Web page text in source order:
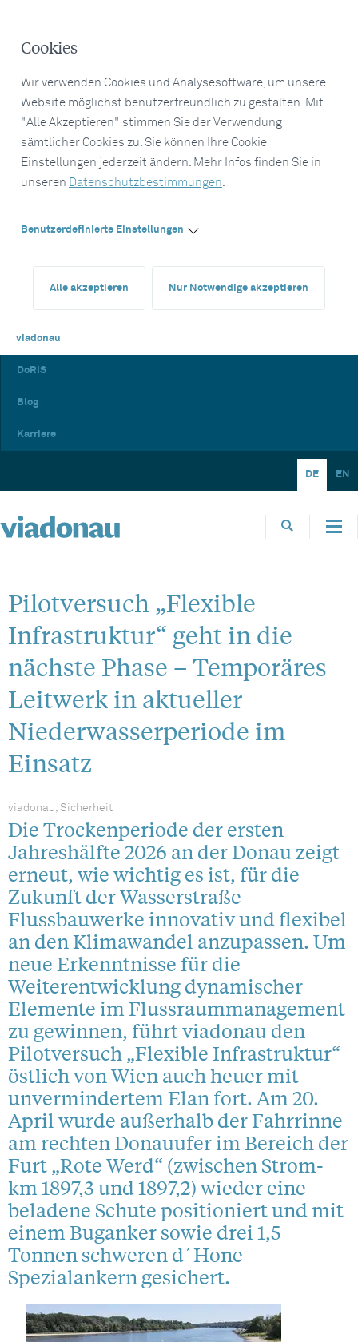
Cookies
Wir verwenden Cookies und Analysesoftware, um unsere
Website möglichst benutzerfreundlich zu gestalten. Mit
"Alle Akzeptieren" stimmen Sie der Verwendung
sämtlicher Cookies zu. Sie können Ihre Cookie
Einstellungen jederzeit ändern. Mehr Infos finden Sie in
unseren Datenschutzbestimmungen.
Benutzerdefinierte Einstellungen
Alle akzeptieren Nur Notwendige akzeptieren
viadonau
DoRIS
Blog
Karriere
DE EN
Pilotversuch „Flexible
Infrastruktur“ geht in die
nächste Phase – Temporäres
Leitwerk in aktueller
Niederwasserperiode im
Einsatz
viadonau, Sicherheit
Die Trockenperiode der ersten
Jahreshälfte 2026 an der Donau zeigt
erneut, wie wichtig es ist, für die
Zukunft der Wasserstraße
Flussbauwerke innovativ und flexibel
an den Klimawandel anzupassen. Um
neue Erkenntnisse für die
Weiterentwicklung dynamischer
Elemente im Flussraummanagement
zu gewinnen, führt viadonau den
Pilotversuch „Flexible Infrastruktur“
östlich von Wien auch heuer mit
unvermindertem Elan fort. Am 20.
April wurde außerhalb der Fahrrinne
am rechten Donauufer im Bereich der
Furt „Rote Werd“ (zwischen Strom-
km 1897,3 und 1897,2) wieder eine
beladene Schute positioniert und mit
einem Buganker sowie drei 1,5
Tonnen schweren d´Hone
Spezialankern gesichert.